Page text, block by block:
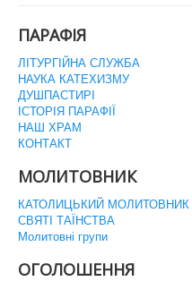
ПАРАФІЯ
ЛІТУРГІЙНА СЛУЖБА
НАУКА КАТЕХИЗМУ
ДУШПАСТИРІ
ІСТОРІЯ ПАРАФІЇ
НАШ ХРАМ
КОНТАКТ
МОЛИТОВНИК
КАТОЛИЦЬКИЙ МОЛИТОВНИК
СВЯТІ ТАЇНСТВА
Молитовні групи
ОГОЛОШЕННЯ